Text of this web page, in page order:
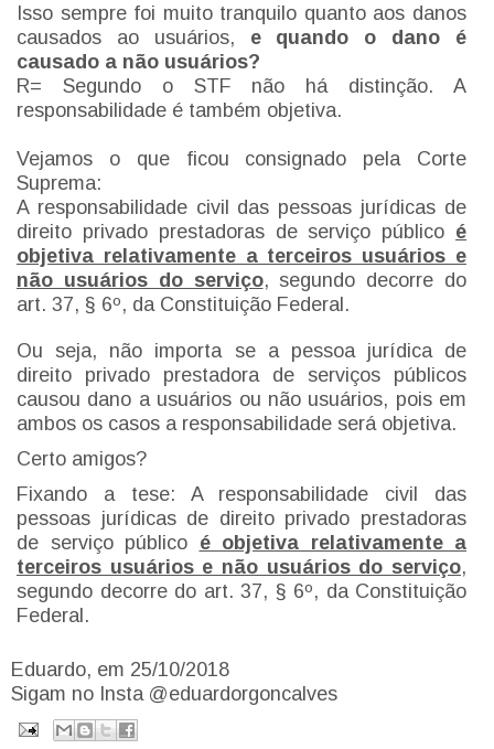
Isso sempre foi muito tranquilo quanto aos danos
causados ao usuários, e quando o dano é
causado a não usuários?
R= Segundo o STF não há distinção. A
responsabilidade é também objetiva.
Vejamos o que ficou consignado pela Corte
Suprema:
A responsabilidade civil das pessoas jurídicas de
direito privado prestadoras de serviço público é
objetiva relativamente a terceiros usuários e
não usuários do serviço, segundo decorre do
art. 37, § 6º, da Constituição Federal.
Ou seja, não importa se a pessoa jurídica de
direito privado prestadora de serviços públicos
causou dano a usuários ou não usuários, pois em
ambos os casos a responsabilidade será objetiva.
Certo amigos?
Fixando a tese: A responsabilidade civil das
pessoas jurídicas de direito privado prestadoras
de serviço público é objetiva relativamente a
terceiros usuários e não usuários do serviço,
segundo decorre do art. 37, § 6º, da Constituição
Federal.
Eduardo, em 25/10/2018
Sigam no Insta @eduardorgoncalves